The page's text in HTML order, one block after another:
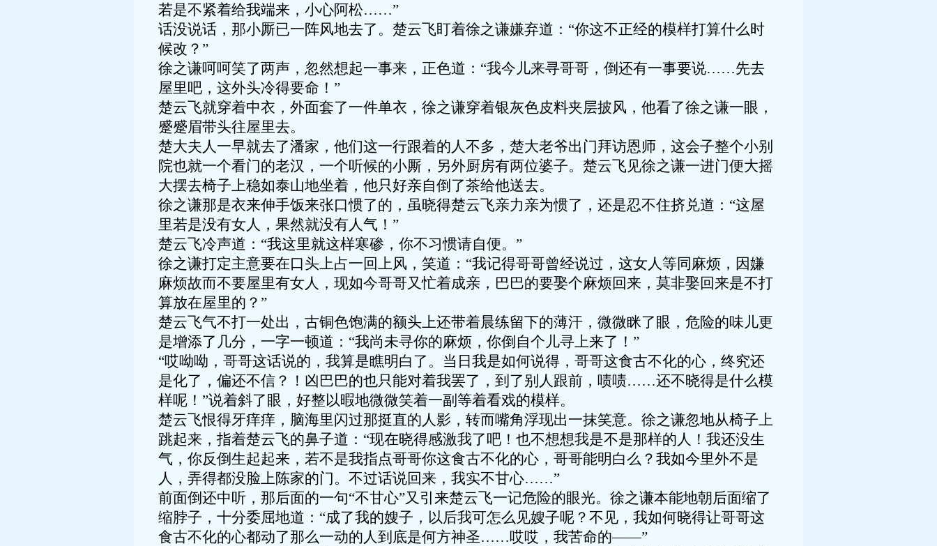
若是不紧着给我端来，小心阿松……”
话没说话，那小厮已一阵风地去了。楚云飞盯着徐之谦嫌弃道：“你这不正经的模样打算什么时
候改？”
徐之谦呵呵笑了两声，忽然想起一事来，正色道：“我今儿来寻哥哥，倒还有一事要说……先去
屋里吧，这外头冷得要命！”
楚云飞就穿着中衣，外面套了一件单衣，徐之谦穿着银灰色皮料夹层披风，他看了徐之谦一眼，
蹙蹙眉带头往屋里去。
楚大夫人一早就去了潘家，他们这一行跟着的人不多，楚大老爷出门拜访恩师，这会子整个小别
院也就一个看门的老汉，一个听候的小厮，另外厨房有两位婆子。楚云飞见徐之谦一进门便大摇
大摆去椅子上稳如泰山地坐着，他只好亲自倒了茶给他送去。
徐之谦那是衣来伸手饭来张口惯了的，虽晓得楚云飞亲力亲为惯了，还是忍不住挤兑道：“这屋
里若是没有女人，果然就没有人气！”
楚云飞冷声道：“我这里就这样寒碜，你不习惯请自便。”
徐之谦打定主意要在口头上占一回上风，笑道：“我记得哥哥曾经说过，这女人等同麻烦，因嫌
麻烦故而不要屋里有女人，现如今哥哥又忙着成亲，巴巴的要娶个麻烦回来，莫非娶回来是不打
算放在屋里的？”
楚云飞气不打一处出，古铜色饱满的额头上还带着晨练留下的薄汗，微微眯了眼，危险的味儿更
是增添了几分，一字一顿道：“我尚未寻你的麻烦，你倒自个儿寻上来了！”
“哎呦呦，哥哥这话说的，我算是瞧明白了。当日我是如何说得，哥哥这食古不化的心，终究还
是化了，偏还不信？！凶巴巴的也只能对着我罢了，到了别人跟前，啧啧……还不晓得是什么模
样呢！”说着斜了眼，好整以暇地微微笑着一副等着看戏的模样。
楚云飞恨得牙痒痒，脑海里闪过那挺直的人影，转而嘴角浮现出一抹笑意。徐之谦忽地从椅子上
跳起来，指着楚云飞的鼻子道：“现在晓得感激我了吧！也不想想我是不是那样的人！我还没生
气，你反倒生起起来，若不是我指点哥哥你这食古不化的心，哥哥能明白么？我如今里外不是
人，弄得都没脸上陈家的门。不过话说回来，我实不甘心……”
前面倒还中听，那后面的一句“不甘心”又引来楚云飞一记危险的眼光。徐之谦本能地朝后面缩了
缩脖子，十分委屈地道：“成了我的嫂子，以后我可怎么见嫂子呢？不见，我如何晓得让哥哥这
食古不化的心都动了那么一动的人到底是何方神圣……哎哎，我苦命的——”